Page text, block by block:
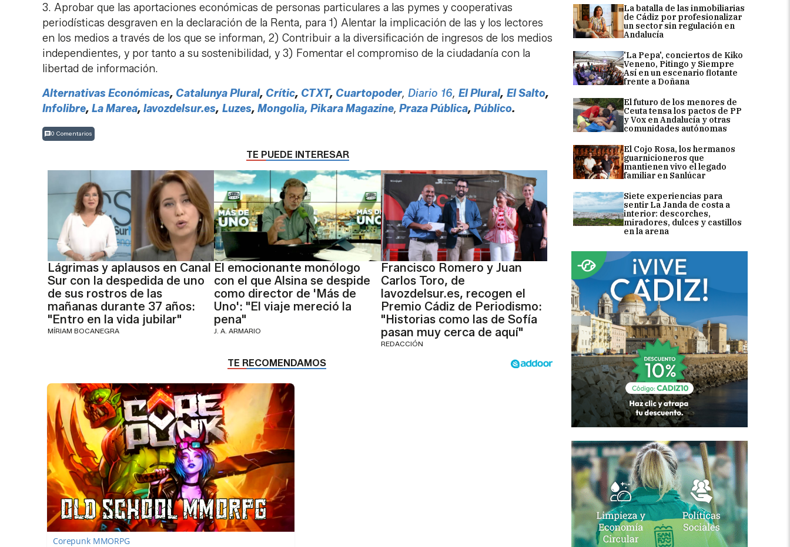
La batalla de las inmobiliarias
de Cádiz por profesionalizar
un sector sin regulación en
Andalucía
'La Pepa', conciertos de Kiko
Veneno, Pitingo y Siempre
Así en un escenario flotante
frente a Doñana
El futuro de los menores de
Ceuta tensa los pactos de PP
y Vox en Andalucía y otras
comunidades autónomas
El Cojo Rosa, los hermanos
guarnicioneros que
mantienen vivo el legado
familiar en Sanlúcar
Siete experiencias para
sentir La Janda de costa a
interior: descorches,
miradores, dulces y castillos
en la arena
3. Aprobar que las aportaciones económicas de personas particulares a las pymes y cooperativas
periodísticas desgraven en la declaración de la Renta, para 1) Alentar la implicación de las y los lectores
en los medios a través de los que se informan, 2) Contribuir a la diversificación de ingresos de los medios
independientes, y por tanto a su sostenibilidad, y 3) Fomentar el compromiso de la ciudadanía con la
libertad de información.
Alternativas Económicas, Catalunya Plural, Crític, CTXT, Cuartopoder, Diario 16, El Plural, El Salto,
Infolibre, La Marea, lavozdelsur.es, Luzes, Mongolia, Pikara Magazine, Praza Pública, Público.
0 Comentarios
TE PUEDE INTERESAR
Lágrimas y aplausos en Canal
Sur con la despedida de uno
de sus rostros de las
mañanas durante 37 años:
"Entro en la vida jubilar"
MÍRIAM BOCANEGRA
El emocionante monólogo
con el que Alsina se despide
como director de 'Más de
Uno': "El viaje mereció la
pena"
J. A. ARMARIO
Francisco Romero y Juan
Carlos Toro, de
lavozdelsur.es, recogen el
Premio Cádiz de Periodismo:
"Historias como las de Sofía
pasan muy cerca de aquí"
REDACCIÓN
Corepunk MMORPG